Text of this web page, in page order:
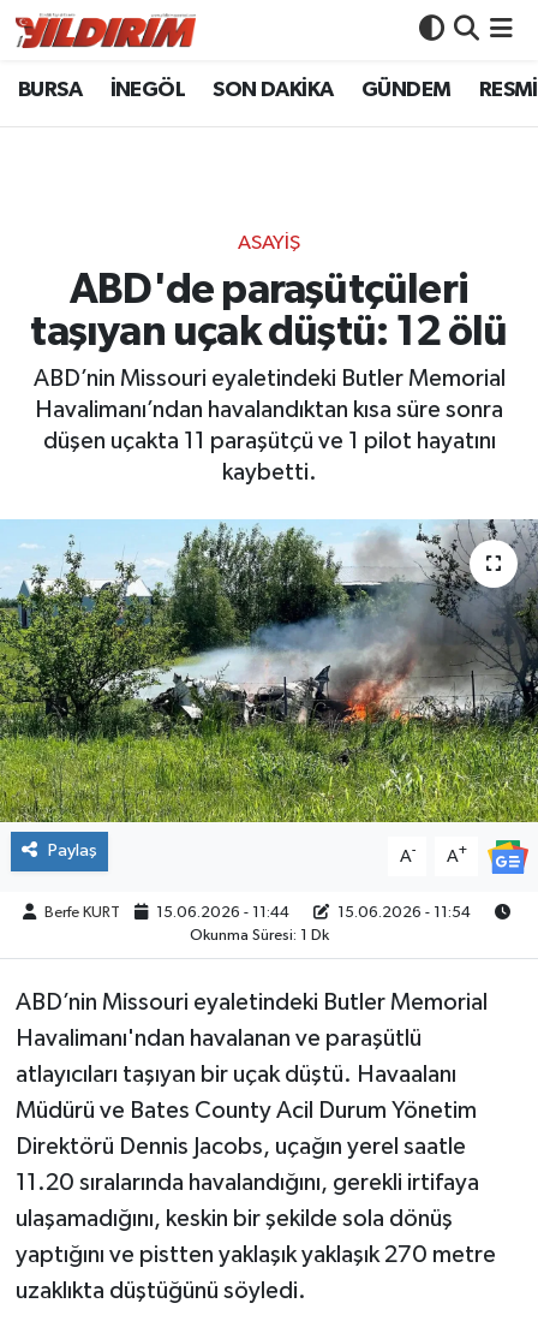
BURSA İNEGÖL SON DAKİKA GÜNDEM
ASAYİŞ
ABD'de paraşütçüleri
taşıyan uçak düştü: 12 ölü
ABD’nin Missouri eyaletindeki Butler Memorial
Havalimanı’ndan havalandıktan kısa süre sonra
düşen uçakta 11 paraşütçü ve 1 pilot hayatını
kaybetti.
Paylaş A- A+
Berfe KURT 15.06.2026 - 11:44
15.06.2026 - 11:54
Okunma Süresi: 1 Dk
ABD’nin Missouri eyaletindeki Butler Memorial
Havalimanı'ndan havalanan ve paraşütlü
atlayıcıları taşıyan bir uçak düştü. Havaalanı
Müdürü ve Bates County Acil Durum Yönetim
Direktörü Dennis Jacobs, uçağın yerel saatle
11.20 sıralarında havalandığını, gerekli irtifaya
ulaşamadığını, keskin bir şekilde sola dönüş
yaptığını ve pistten yaklaşık yaklaşık 270 metre
uzaklıkta düştüğünü söyledi.
BURSA
GÜNDEM
RESMİ İLANLAR
KÖŞE YAZILARI
SİYASET
YAŞAM
SPOR
Bursa Nöbetçi Eczaneler
Bursa Trafik Yoğunluk Haritası
Süper Lig Puan Durumu ve Fikstür
Tüm Manşetler
Son Dakika Haberleri
Haber Arşivi